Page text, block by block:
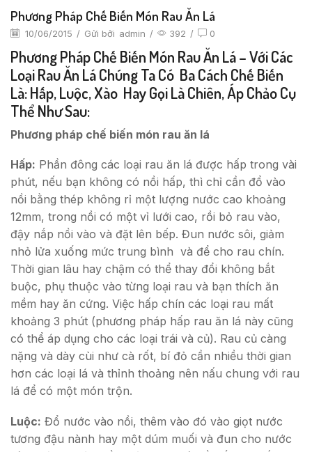
Phương Pháp Chế Biến Món Rau Ăn Lá
10/06/2015 / Gửi bởi admin / 392 / 0
Phương Pháp Chế Biến Món Rau Ăn Lá – Với Các
Loại Rau Ăn Lá Chúng Ta Có Ba Cách Chế Biến
Là: Hấp, Luộc, Xào Hay Gọi Là Chiên, Áp Chảo Cụ
Thể Như Sau:
Phương pháp chế biến món rau ăn lá
Hấp: Phần đông các loại rau ăn lá được hấp trong vài
phút, nếu bạn không có nồi hấp, thì chỉ cần đổ vào
nồi bằng thép không rỉ một lượng nước cao khoảng
12mm, trong nồi có một vỉ lưới cao, rồi bỏ rau vào,
đậy nắp nồi vào và đặt lên bếp. Đun nước sôi, giảm
nhỏ lửa xuống mức trung bình và để cho rau chín.
Thời gian lâu hay chậm có thể thay đổi không bắt
buộc, phụ thuộc vào từng loại rau và bạn thích ăn
mềm hay ăn cứng. Việc hấp chín các loại rau mất
khoảng 3 phút (phương pháp hấp rau ăn lá này cũng
có thể áp dụng cho các loại trái và củ). Rau củ càng
nặng và dày cùi như cà rốt, bí đỏ cần nhiều thời gian
hơn các loại lá và thỉnh thoảng nên nấu chung với rau
lá để có một món trộn.
Luộc: Đổ nước vào nồi, thêm vào đó vào giọt nước
tương đậu nành hay một dúm muối và đun cho nước